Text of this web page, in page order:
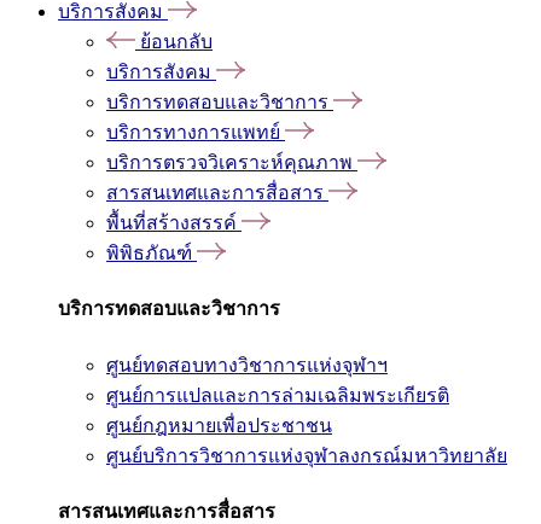
บริการสังคม
ย้อนกลับ
บริการสังคม
บริการทดสอบและวิชาการ
บริการทางการแพทย์
บริการตรวจวิเคราะห์คุณภาพ
สารสนเทศและการสื่อสาร
พื้นที่สร้างสรรค์
พิพิธภัณฑ์
บริการทดสอบและวิชาการ
ศูนย์ทดสอบทางวิชาการแห่งจุฬาฯ
ศูนย์การแปลและการล่ามเฉลิมพระเกียรติ
ศูนย์กฎหมายเพื่อประชาชน
ศูนย์บริการวิชาการแห่งจุฬาลงกรณ์มหาวิทยาลัย
สารสนเทศและการสื่อสาร